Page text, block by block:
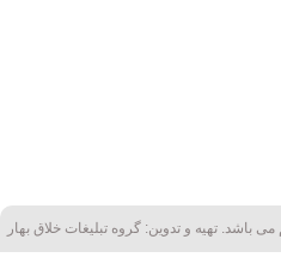
باشد. تهیه و تدوین: گروه تبلیغات خلاق بهار